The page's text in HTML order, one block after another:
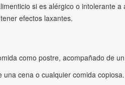
si es alérgico o intolerante
efectos laxantes.
como postre, acompañado de
cena o cualquier comida copiosa.